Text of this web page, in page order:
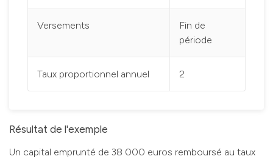
Versements
Fin de
période
Taux proportionnel annuel 2
Résultat de l'exemple
Un capital emprunté de 38 000 euros remboursé au taux